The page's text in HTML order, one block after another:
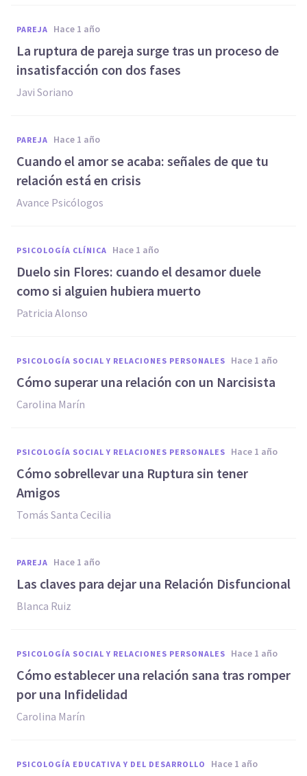
PAREJA hace 1 año
La ruptura de pareja surge tras un proceso de
insatisfacción con dos fases
Javi Soriano
PAREJA hace 1 año
Cuando el amor se acaba: señales de que tu
relación está en crisis
Avance Psicólogos
PSICOLOGÍA CLÍNICA hace 1 año
Duelo sin Flores: cuando el desamor duele
como si alguien hubiera muerto
Patricia Alonso
PSICOLOGÍA SOCIAL Y RELACIONES PERSONALES hace 1 año
Cómo superar una relación con un Narcisista
Carolina Marín
PSICOLOGÍA SOCIAL Y RELACIONES PERSONALES hace 1 año
Cómo sobrellevar una Ruptura sin tener
Amigos
Tomás Santa Cecilia
PAREJA hace 1 año
Las claves para dejar una Relación Disfuncional
Blanca Ruiz
PSICOLOGÍA SOCIAL Y RELACIONES PERSONALES hace 1 año
Cómo establecer una relación sana tras romper
por una Infidelidad
Carolina Marín
PSICOLOGÍA EDUCATIVA Y DEL DESARROLLO hace 1 año